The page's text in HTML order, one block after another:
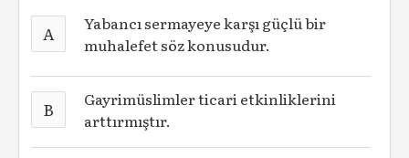
A
Yabancı sermayeye karşı güçlü bir
muhalefet söz konusudur.
B
Gayrimüslimler ticari etkinliklerini
arttırmıştır.